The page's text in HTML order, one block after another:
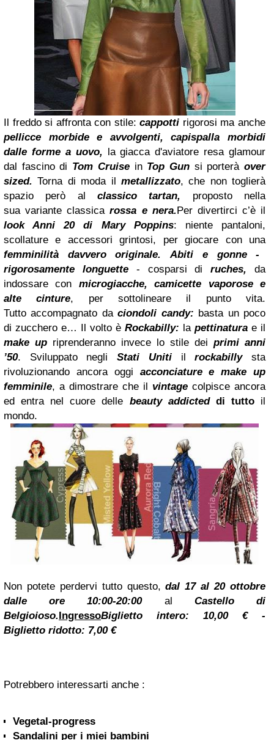
Il freddo si affronta con stile:cappotti rigorosi ma anche
pellicce morbide e avvolgenti, capispalla morbidi
dalle forme a uovo, la giacca d'aviatore resa glamour
dal fascino di Tom Cruisein Top Gunsi porteràover
sized. Torna di moda il metallizzato, che non toglierà
spazio però al classico tartan, proposto nella
suavariante classicarossa e nera.Per divertirci c’è il
look Anni 20 di Mary Poppins: niente pantaloni,
scollature e accessori grintosi, pergiocare con una
femminilità davvero originale.
Abiti e gonne -
rigorosamente longuette- cosparsi diruches,
da
indossare con microgiacche, camicette vaporose e
alte cinture, per sottolineare il punto vita.
Tuttoaccompagnato daciondoli candy: basta un poco
di zucchero e… Il volto è Rockabilly: la pettinatura e il
make up riprenderanno invece lo stile dei primi anni
’50. Sviluppato negliStati Unitiilrockabillysta
rivoluzionando ancora oggi acconciature e make up
femminile, a dimostrare che il vintage colpisce ancora
ed entra nel cuore delle beauty addicted di tuttoil
mondo.
Non potete perdervi tutto questo,dal 17 al 20 ottobre
dalle ore 10:00-20:00 al Castello di
Belgioioso. IngressoBiglietto intero: 10,00 € -
Biglietto ridotto: 7,00 €
Potrebbero interessarti anche :
Vegetal-progress
Sandalini per i miei bambini